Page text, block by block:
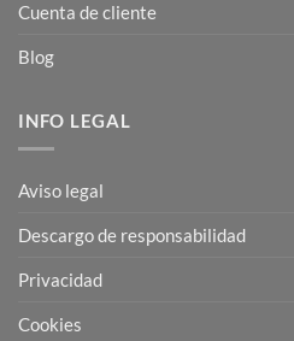
Cuenta de cliente
Blog
INFO LEGAL
Aviso legal
Descargo de responsabilidad
Privacidad
Cookies